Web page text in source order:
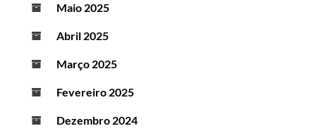
Maio 2025
Abril 2025
Março 2025
Fevereiro 2025
Dezembro 2024